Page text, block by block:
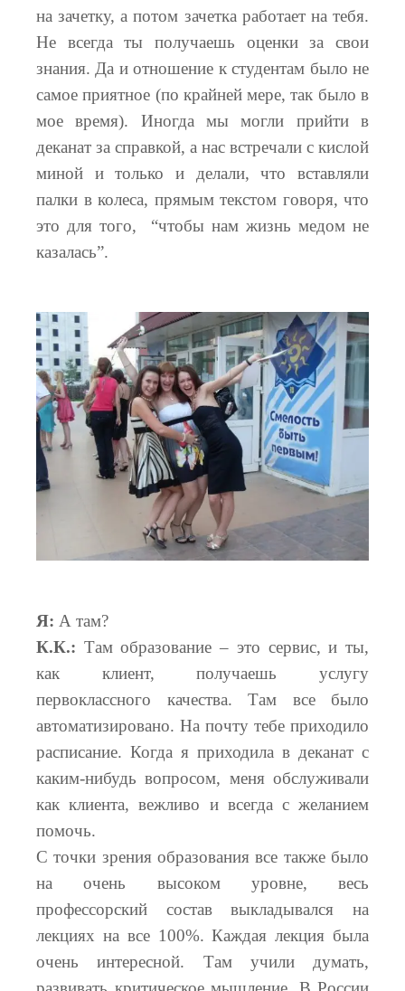
на зачетку, а потом зачетка работает на тебя.
Не всегда ты получаешь оценки за свои
знания. Да и отношение к студентам было не
самое приятное (по крайней мере, так было в
мое время). Иногда мы могли прийти в
деканат за справкой, а нас встречали с кислой
миной и только и делали, что вставляли
палки в колеса, прямым текстом говоря, что
это для того, “чтобы нам жизнь медом не
казалась”.
Я: А там?
К.К.: Там образование – это сервис, и ты,
как клиент, получаешь услугу
первоклассного качества. Там все было
автоматизировано. На почту тебе приходило
расписание. Когда я приходила в деканат с
каким-нибудь вопросом, меня обслуживали
как клиента, вежливо и всегда с желанием
помочь.
С точки зрения образования все также было
на очень высоком уровне, весь
профессорский состав выкладывался на
лекциях на все 100%. Каждая лекция была
очень интересной. Там учили думать,